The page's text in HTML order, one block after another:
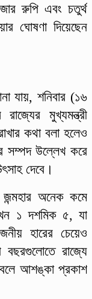
রুপি এবং চতুর্থ
ঘোষণা দিয়েছেন
যায়, শনিবার (১৬
মুখ্যমন্ত্রী
কথা বলা হলেও
সম্পদ উল্লেখ করে
দেবে।
জন্মহার অনেক কমে
১ দশমিক ৫, যা
হারের চেয়েও
রাজ্যে
বলে আশঙ্কা প্রকাশ